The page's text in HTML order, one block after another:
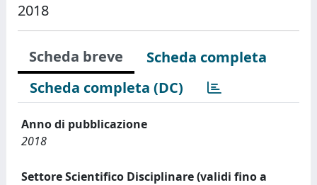
2018
Scheda breve
Scheda completa
Scheda completa (DC)
Anno di pubblicazione
2018
Settore Scientifico Disciplinare (validi fino a